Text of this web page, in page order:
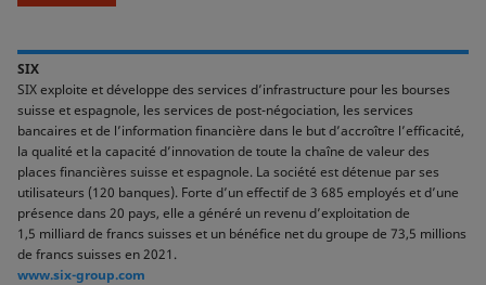
SIX
SIX exploite et développe des services d’infrastructure pour les bourses
suisse et espagnole, les services de post-négociation, les services
bancaires et de l’information financière dans le but d’accroître l’efficacité,
la qualité et la capacité d’innovation de toute la chaîne de valeur des
places financières suisse et espagnole. La société est détenue par ses
utilisateurs (120 banques). Forte d’un effectif de 3 685 employés et d’une
présence dans 20 pays, elle a généré un revenu d’exploitation de
1,5 milliard de francs suisses et un bénéfice net du groupe de 73,5 millions
de francs suisses en 2021.
www.six-group.com